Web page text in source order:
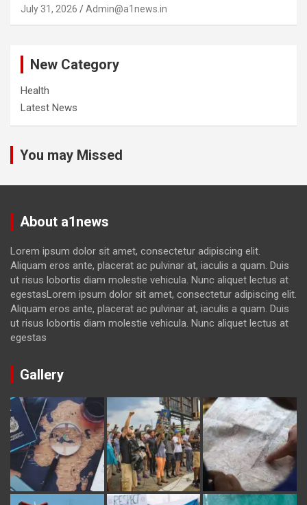
July 31, 2026 Admin@a1news.in
New Category
Health
Latest News
You may Missed
About a1news
Lorem ipsum dolor sit amet, consectetur adipiscing elit.
Aliquam eros ante, placerat ac pulvinar at, iaculis a quam. Duis
ut risus lobortis diam molestie vehicula. Nunc aliquet lectus at
egestasLorem ipsum dolor sit amet, consectetur adipiscing elit.
Aliquam eros ante, placerat ac pulvinar at, iaculis a quam. Duis
ut risus lobortis diam molestie vehicula. Nunc aliquet lectus at
egestas
Gallery